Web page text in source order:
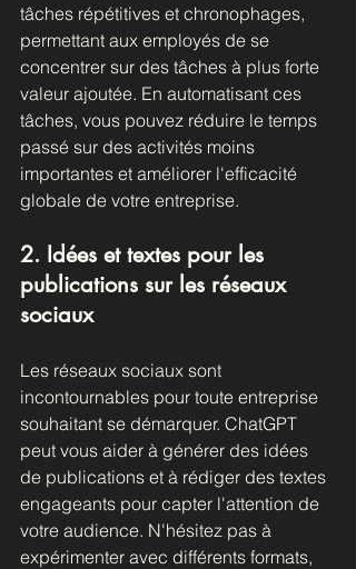
tâches répétitives et chronophages,
permettant aux employés de se
concentrer sur des tâches à plus forte
valeur ajoutée. En automatisant ces
tâches, vous pouvez réduire le temps
passé sur des activités moins
importantes et améliorer l'efficacité
globale de votre entreprise.
2. Idées et textes pour les
publications sur les réseaux
sociaux
Les réseaux sociaux sont
incontournables pour toute entreprise
souhaitant se démarquer. ChatGPT
peut vous aider à générer des idées
de publications et à rédiger des textes
engageants pour capter l'attention de
votre audience. N'hésitez pas à
expérimenter avec différents formats,